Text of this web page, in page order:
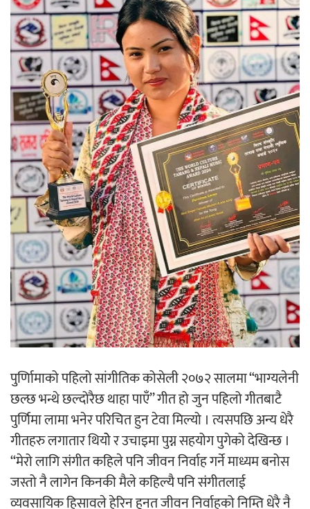
पुर्णिामाको पहिलो सांगीतिक कोसेली २०७२ सालमा “भाग्यलेनी
छल्छ भन्थे छल्दोरैछ थाहा पाएँ’’ गीत हो जुन पहिलो गीतबाटै
पुर्णिमा लामा भनेर परिचित हुन टेवा मिल्यो । त्यसपछि अन्य धेरै
गीतहरु लगातार थियोे र उचाइमा पुग्न सहयोग पुगेको देखिन्छ ।
“मेरो लागि संगीत कहिले पनि जीवन निर्वाह गर्ने माध्यम बनोस
जस्तो नै लागेन किनकी मैले कहिल्यै पनि संगीतलाई
व्यवसायिक हिसावले हेरिन हुनत जीवन निर्वाहको निम्ति धेरै नै